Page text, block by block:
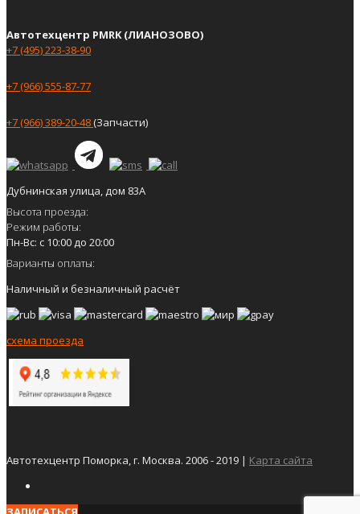
Автотехцентр PMRK (ЛИАНОЗОВО)
+7 (495) 223-38-90
+7 (966) 555-87-77
+7 (966) 389-20-48(Запчасти)
Дубнинская улица, дом 83А
Высота проезда:
Режим работы:
Пн-Вс: с 10:00 до 20:00
Варианты оплаты:
Наличный и безналичный расчёт
схема проезда
Автотехцентр Поморка, г. Москва. 2006 - 2019 | Карта сайта